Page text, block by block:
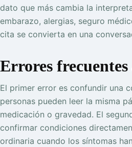
dato que más cambia la
embarazo, alergias, seguro
cita se convierta en una
Errores
El primer error es confundir una
personas pueden leer la misma
medicación o gravedad. El
confirmar condiciones
ordinaria cuando los síntomas